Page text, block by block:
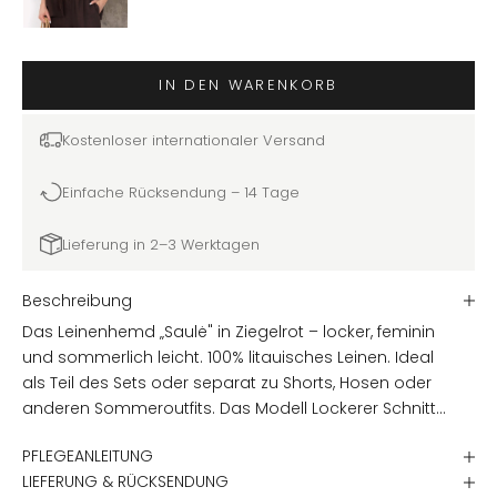
IN DEN WARENKORB
Kostenloser internationaler Versand
Einfache Rücksendung – 14 Tage
Lieferung in 2–3 Werktagen
Beschreibung
Das Leinenhemd „Saulė" in Ziegelrot – locker, feminin
und sommerlich leicht. 100% litauisches Leinen. Ideal
als Teil des Sets oder separat zu Shorts, Hosen oder
anderen Sommeroutfits. Das Modell Lockerer Schnitt
und leicht – lässt sich gut offen über einem Top oder
allein tragen. Stoff 100% litauisches Leinen –
PFLEGEANLEITUNG
LIEFERUNG & RÜCKSENDUNG